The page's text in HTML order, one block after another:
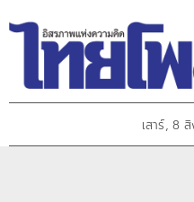
เสาร์, 8